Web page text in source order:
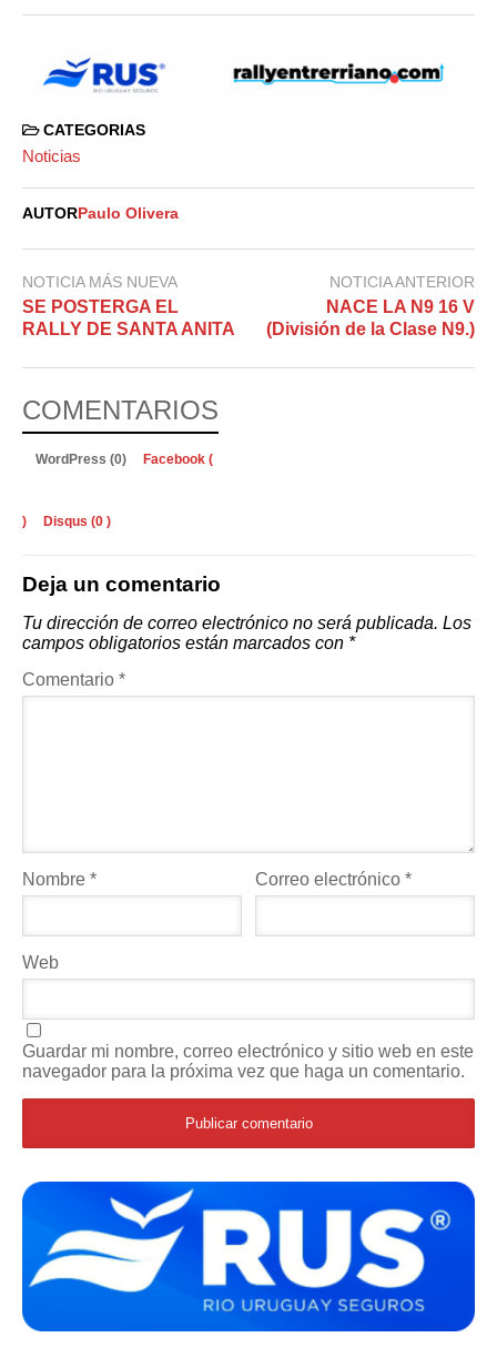
CATEGORIAS
Noticias
AUTOR Paulo Olivera
NOTICIA MÁS NUEVA
SE POSTERGA EL
RALLY DE SANTA ANITA
NOTICIA ANTERIOR
NACE LA N9 16 V
(División de la Clase N9.)
COMENTARIOS
WordPress (0) Facebook (
) Disqus (0 )
Deja un comentario
Tu dirección de correo electrónico no será publicada. Los
campos obligatorios están marcados con *
Comentario *
Nombre * Correo electrónico*
Web
Guardar mi nombre, correo electrónico y sitio web en este
navegador para la próxima vez que haga un comentario.